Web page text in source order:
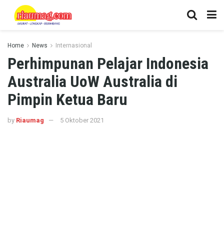
Home News Internasional
Perhimpunan Pelajar Indonesia
Australia UoW Australia di
Pimpin Ketua Baru
by Riaumag 5 Oktober 2021